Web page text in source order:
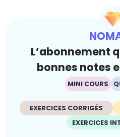
L’abonnement
bonnes notes
MINI COURS
EXERCICES CORRIGÉS
EXERCICES